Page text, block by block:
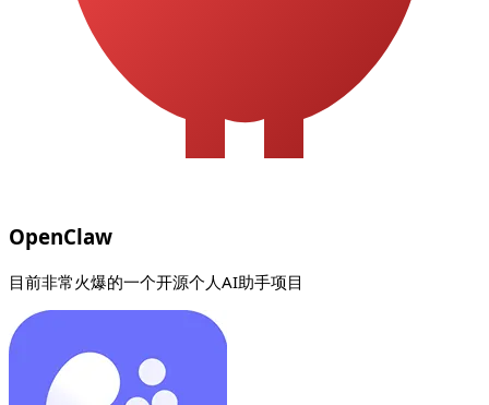
OpenClaw
目前非常火爆的一个开源个人AI助手项目